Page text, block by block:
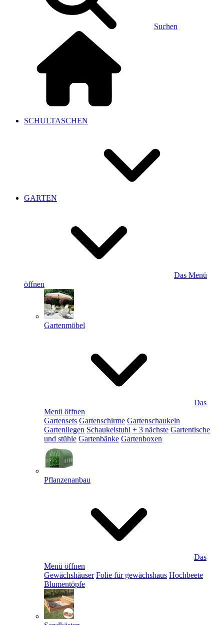
Suchen
SCHULTASCHEN
GARTEN
Das Menü
öffnen
Gartenmöbel
Das
Menü öffnen
Gartensets Gartenschirme Gartenschaukeln
Gartenliegen Schaukelstuhl + 3 nächste Gartentische
und stühle Gartenbänke Gartenboxen
Pflanzenanbau
Das
Menü öffnen
Gewächshäuser Folie für gewächshaus Hochbeete
Blumentöpfe